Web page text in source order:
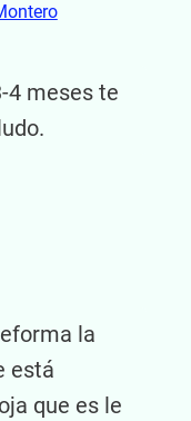
4 meses te
la
está
que es le